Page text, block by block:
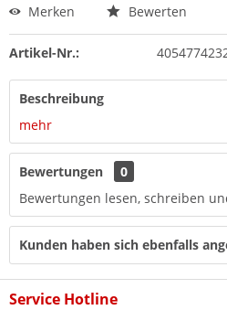
Merken Bewerten
Artikel-Nr.:
Beschreibung
mehr
Bewertungen
0
Bewertungen lesen, schreiben
Kunden haben sich ebenfalls
Service Hotline